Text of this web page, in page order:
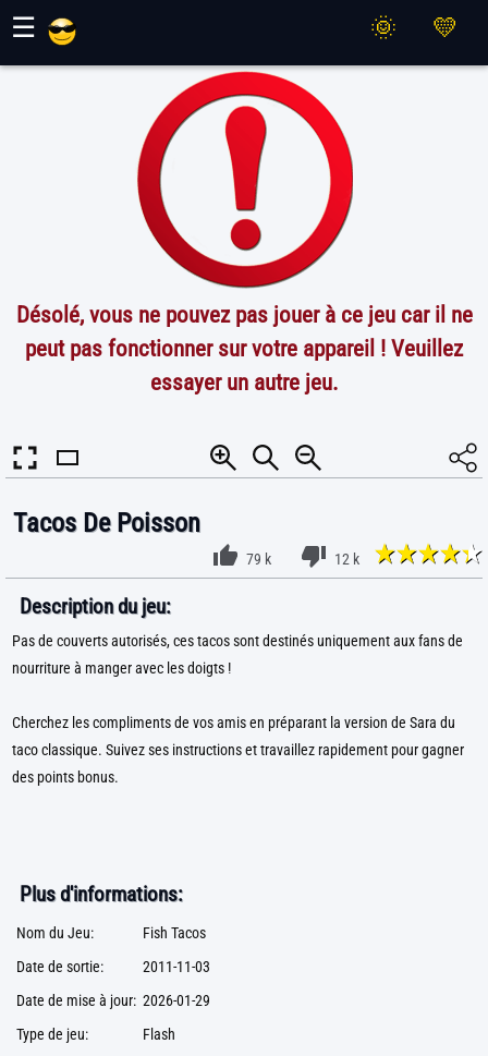
☰
Désolé, vous ne pouvez pas jouer à ce jeu car il ne
peut pas fonctionner sur votre appareil ! Veuillez
essayer un autre jeu.
Tacos De Poisson
79 k 12 k
Description du jeu:
Pas de couverts autorisés, ces tacos sont destinés uniquement aux fans de
nourriture à manger avec les doigts !
Cherchez les compliments de vos amis en préparant la version de Sara du
taco classique. Suivez ses instructions et travaillez rapidement pour gagner
des points bonus.
Plus d'informations:
Nom du Jeu:
Fish Tacos
Date de sortie:
2011-11-03
Date de mise à jour: 2026-01-29
Type de jeu:
Flash